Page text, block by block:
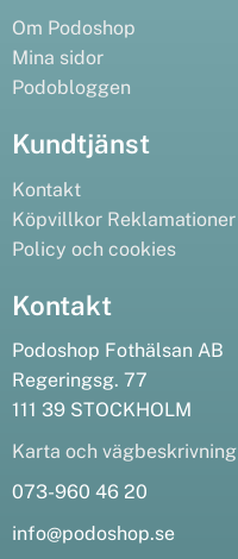
Om Podoshop
Mina sidor
Podobloggen
Kundtjänst
Kontakt
Köpvillkor Reklamationer
Policy och cookies
Kontakt
Podoshop Fothälsan AB
Regeringsg. 77
111 39 STOCKHOLM
Karta och vägbeskrivning
073-960 46 20
info@podoshop.se